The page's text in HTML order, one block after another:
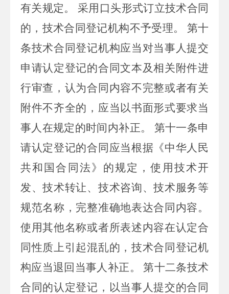
有关规定。
采用口头形式订立技术合同
的，技术合同登记机构不予受理。
第十
条技术合同登记机构应当对当事人提交
申请认定登记的合同文本及相关附件进
行审查，认为合同内容不完整或者有关
附件不齐全的，应当以书面形式要求当
事人在规定的时间内补正。
第十一条申
请认定登记的合同应当根据《中华人民
共和国合同法》的规定，使用技术开
发、技术转让、技术咨询、技术服务等
规范名称，完整准确地表达合同内容。
使用其他名称或者所表述内容在认定合
同性质上引起混乱的，技术合同登记机
构应当退回当事人补正。
第十二条技术
合同的认定登记，以当事人提交的合同